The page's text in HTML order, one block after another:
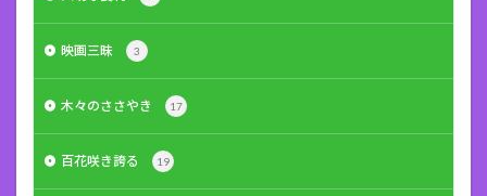
映画三昧 3
木々のささやき 17
百花咲き誇る 19